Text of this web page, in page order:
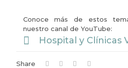
Conoce más de estos
nuestro canal de YouTube:
Hospital y Clínicas
Share